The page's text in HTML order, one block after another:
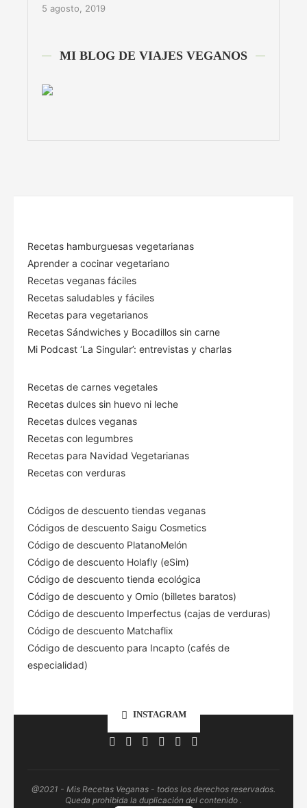
5 agosto, 2019
MI BLOG DE VIAJES VEGANOS
Recetas hamburguesas vegetarianas
Aprender a cocinar vegetariano
Recetas veganas fáciles
Recetas saludables y fáciles
Recetas para vegetarianos
Recetas Sándwiches y Bocadillos sin carne
Mi Podcast ‘La Singular’: entrevistas y charlas
Recetas de carnes vegetales
Recetas dulces sin huevo ni leche
Recetas dulces veganas
Recetas con legumbres
Recetas para Navidad Vegetarianas
Recetas con verduras
Códigos de descuento tiendas veganas
Códigos de descuento Saigu Cosmetics
Código de descuento PlatanoMelón
Código de descuento Holafly (eSim)
Código de descuento tienda ecológica
Código de descuento y Omio (billetes baratos)
Código de descuento Imperfectus (cajas de verduras)
Código de descuento Matchaflix
Código de descuento para Incapto (cafés de
especialidad)
INSTAGRAM
@2021 - Mis Recetas Veganas - todos los derechos reservados.
Queda prohibida la duplicación del contenido .